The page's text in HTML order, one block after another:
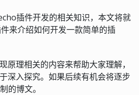
插件开发的相关知识，本文将就
来介绍如何开发一款简单的插
原理相关的内容来帮助大家理解，
深入探究。如果后续有机会将逐步
的博文。